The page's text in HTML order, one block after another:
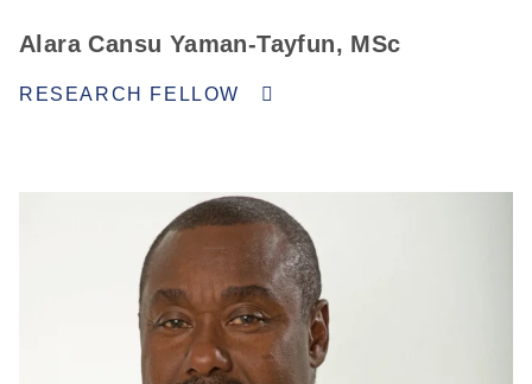
Alara Cansu Yaman-Tayfun, MSc
RESEARCH FELLOW